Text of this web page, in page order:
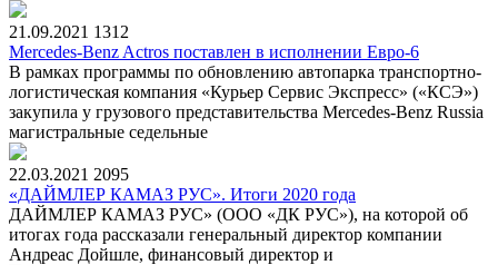
21.09.2021 1312
Mercedes-Benz Actros поставлен в исполнении Евро-6
В рамках программы по обновлению автопарка транспортно-
логистическая компания «Курьер Сервис Экспресс» («КСЭ»)
закупила у грузового представительства Mercedes-Benz Russia
магистральные седельные
22.03.2021 2095
«ДАЙМЛЕР КАМАЗ РУС». Итоги 2020 года
ДАЙМЛЕР КАМАЗ РУС» (ООО «ДК РУС»), на которой об
итогах года рассказали генеральный директор компании
Андреас Дойшле, финансовый директор и